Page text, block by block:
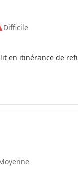
Difficile
en itinérance de